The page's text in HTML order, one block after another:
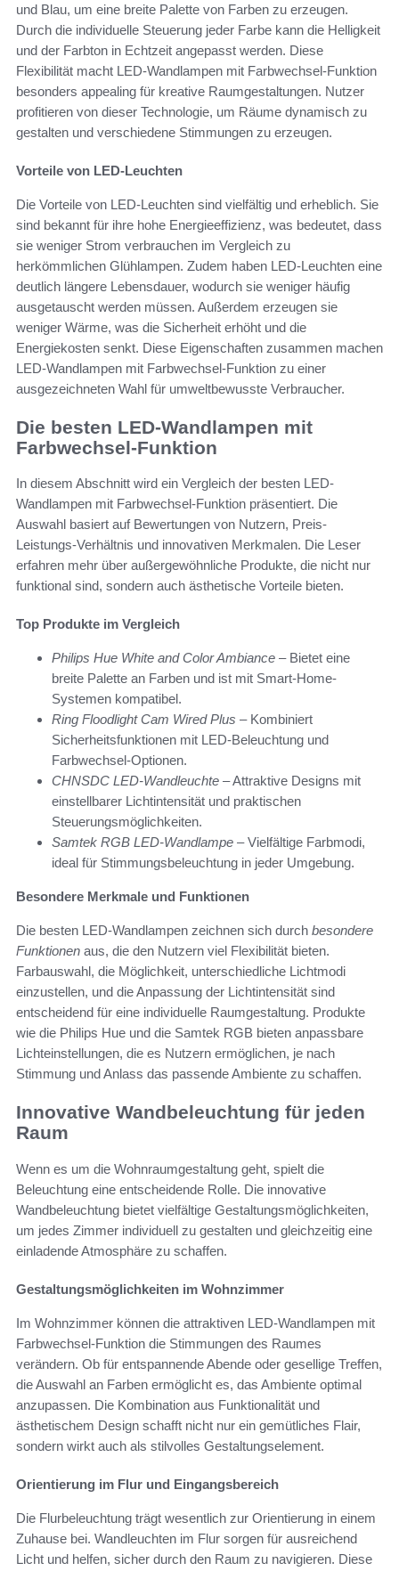
und Blau, um eine breite Palette von Farben zu erzeugen.
Durch die individuelle Steuerung jeder Farbe kann die Helligkeit
und der Farbton in Echtzeit angepasst werden. Diese
Flexibilität macht LED-Wandlampen mit Farbwechsel-Funktion
besonders appealing für kreative Raumgestaltungen. Nutzer
profitieren von dieser Technologie, um Räume dynamisch zu
gestalten und verschiedene Stimmungen zu erzeugen.
Vorteile von LED-Leuchten
Die Vorteile von LED-Leuchten sind vielfältig und erheblich. Sie
sind bekannt für ihre hohe Energieeffizienz, was bedeutet, dass
sie weniger Strom verbrauchen im Vergleich zu
herkömmlichen Glühlampen. Zudem haben LED-Leuchten eine
deutlich längere Lebensdauer, wodurch sie weniger häufig
ausgetauscht werden müssen. Außerdem erzeugen sie
weniger Wärme, was die Sicherheit erhöht und die
Energiekosten senkt. Diese Eigenschaften zusammen machen
LED-Wandlampen mit Farbwechsel-Funktion zu einer
ausgezeichneten Wahl für umweltbewusste Verbraucher.
Die besten LED-Wandlampen mit
Farbwechsel-Funktion
In diesem Abschnitt wird ein Vergleich der besten LED-
Wandlampen mit Farbwechsel-Funktion präsentiert. Die
Auswahl basiert auf Bewertungen von Nutzern, Preis-
Leistungs-Verhältnis und innovativen Merkmalen. Die Leser
erfahren mehr über außergewöhnliche Produkte, die nicht nur
funktional sind, sondern auch ästhetische Vorteile bieten.
Top Produkte im Vergleich
Philips Hue White and Color Ambiance – Bietet eine
breite Palette an Farben und ist mit Smart-Home-
Systemen kompatibel.
Ring Floodlight Cam Wired Plus – Kombiniert
Sicherheitsfunktionen mit LED-Beleuchtung und
Farbwechsel-Optionen.
CHNSDC LED-Wandleuchte – Attraktive Designs mit
einstellbarer Lichtintensität und praktischen
Steuerungsmöglichkeiten.
Samtek RGB LED-Wandlampe – Vielfältige Farbmodi,
ideal für Stimmungsbeleuchtung in jeder Umgebung.
Besondere Merkmale und Funktionen
Die besten LED-Wandlampen zeichnen sich durch besondere
Funktionen aus, die den Nutzern viel Flexibilität bieten.
Farbauswahl, die Möglichkeit, unterschiedliche Lichtmodi
einzustellen, und die Anpassung der Lichtintensität sind
entscheidend für eine individuelle Raumgestaltung. Produkte
wie die Philips Hue und die Samtek RGB bieten anpassbare
Lichteinstellungen, die es Nutzern ermöglichen, je nach
Stimmung und Anlass das passende Ambiente zu schaffen.
Innovative Wandbeleuchtung für jeden
Raum
Wenn es um die Wohnraumgestaltung geht, spielt die
Beleuchtung eine entscheidende Rolle. Die innovative
Wandbeleuchtung bietet vielfältige Gestaltungsmöglichkeiten,
um jedes Zimmer individuell zu gestalten und gleichzeitig eine
einladende Atmosphäre zu schaffen.
Gestaltungsmöglichkeiten im Wohnzimmer
Im Wohnzimmer können die attraktiven LED-Wandlampen mit
Farbwechsel-Funktion die Stimmungen des Raumes
verändern. Ob für entspannende Abende oder gesellige Treffen,
die Auswahl an Farben ermöglicht es, das Ambiente optimal
anzupassen. Die Kombination aus Funktionalität und
ästhetischem Design schafft nicht nur ein gemütliches Flair,
sondern wirkt auch als stilvolles Gestaltungselement.
Orientierung im Flur und Eingangsbereich
Die Flurbeleuchtung trägt wesentlich zur Orientierung in einem
Zuhause bei. Wandleuchten im Flur sorgen für ausreichend
Licht und helfen, sicher durch den Raum zu navigieren. Diese